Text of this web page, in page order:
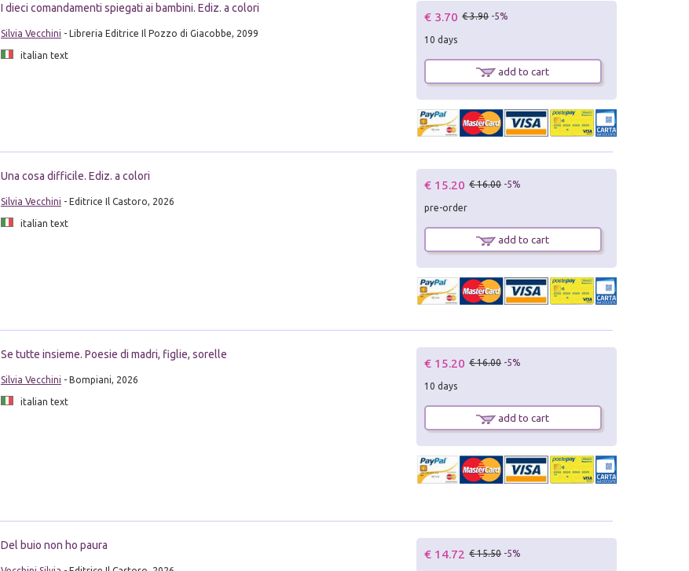
I dieci comandamenti spiegati ai bambini. Ediz. a colori
Silvia Vecchini - Libreria Editrice Il Pozzo di Giacobbe, 2099
italian text
€ 3.70 € 3.90 -5%
10 days
add to cart
Una cosa difficile. Ediz. a colori
Silvia Vecchini - Editrice Il Castoro, 2026
italian text
€ 15.20 € 16.00 -5%
pre-order
add to cart
Se tutte insieme. Poesie di madri, figlie, sorelle
Silvia Vecchini - Bompiani, 2026
italian text
€ 15.20 € 16.00 -5%
10 days
add to cart
Del buio non ho paura
€ 14.72 € 15.50 -5%